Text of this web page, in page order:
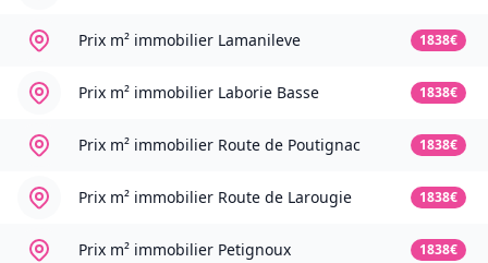
Prix m² immobilier Lamanileve 1838€
Prix m² immobilier Laborie Basse 1838€
Prix m² immobilier Route de Poutignac 1838€
Prix m² immobilier Route de Larougie 1838€
Prix m² immobilier Petignoux 1838€